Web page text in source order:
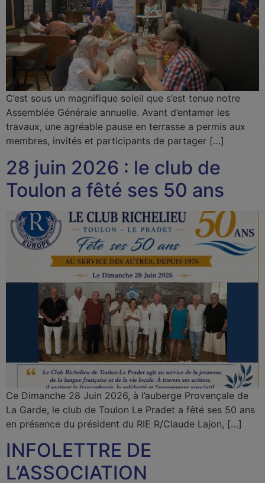
C’est sous un magnifique soleil que s’est tenue notre
Assemblée Générale annuelle. Avant d’entamer les
travaux, une agréable pause en terrasse a permis aux
membres, invités et participants de partager […]
28 juin 2026 : le club de
Toulon a fêté ses 50 ans
Ce Dimanche 28 Juin 2026, à l’auberge Provençale de
La Garde, le club de Toulon Le Pradet a fêté ses 50 ans
en présence du président du RIE R/Claude Lajon, […]
INFOLETTRE DE
L’ASSOCIATION